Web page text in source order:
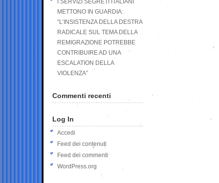
I SERVIZI SEGRETI ITALIANI
METTONO IN GUARDIA:
“L’INSISTENZA DELLA DESTRA
RADICALE SUL TEMA DELLA
REMIGRAZIONE POTREBBE
CONTRIBUIRE AD UNA
ESCALATION DELLA
VIOLENZA”
Commenti recenti
Log In
Accedi
Feed dei contenuti
Feed dei commenti
WordPress.org